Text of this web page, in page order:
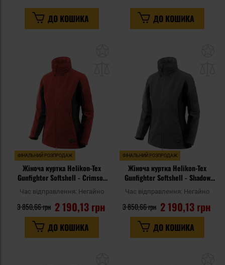
ДО КОШИКА ДО КОШИКА
уподобань
ФІНАЛЬНИЙ РОЗПРОДАЖ
Жіноча куртка Helikon-Tex
Gunfighter Softshell - Crimson
Час відправлення: Негайно
2 190,13 грн
3 850,66 грн
ДО КОШИКА
ФІНАЛЬНИЙ РОЗПРОДАЖ
Жіноча куртка Helikon-Tex
Gunfighter Softshell - Shadow
Час відправлення: Негайно
2 190,13 грн
3 850,66 грн
ДО КОШИКА